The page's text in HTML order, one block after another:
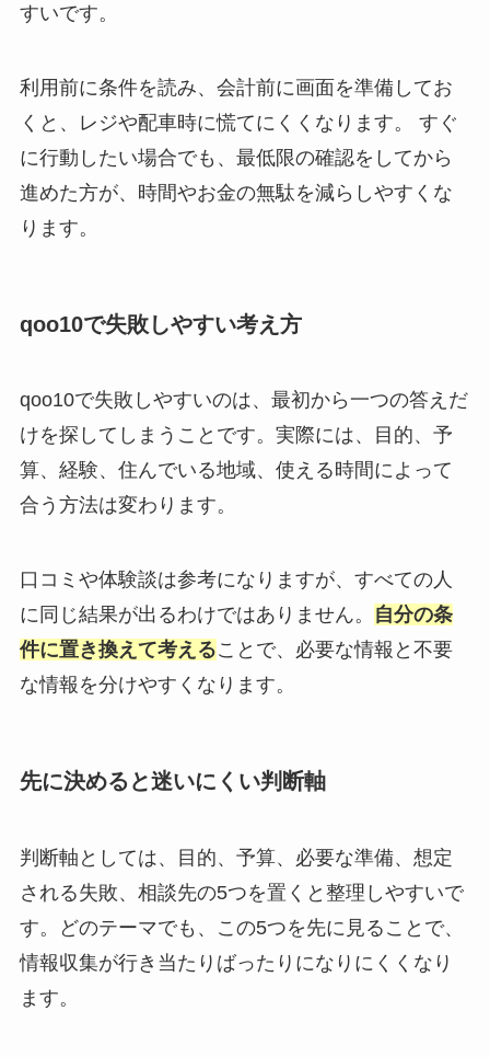
すいです。
利用前に条件を読み、会計前に画面を準備してお
くと、レジや配車時に慌てにくくなります。 すぐ
に行動したい場合でも、最低限の確認をしてから
進めた方が、時間やお金の無駄を減らしやすくな
ります。
qoo10で失敗しやすい考え方
qoo10で失敗しやすいのは、最初から一つの答えだ
けを探してしまうことです。実際には、目的、予
算、経験、住んでいる地域、使える時間によって
合う方法は変わります。
口コミや体験談は参考になりますが、すべての人
に同じ結果が出るわけではありません。
自分の条
件に置き換えて考えることで、必要な情報と不要
な情報を分けやすくなります。
先に決めると迷いにくい判断軸
判断軸としては、目的、予算、必要な準備、想定
される失敗、相談先の5つを置くと整理しやすいで
す。どのテーマでも、この5つを先に見ることで、
情報収集が行き当たりばったりになりにくくなり
ます。